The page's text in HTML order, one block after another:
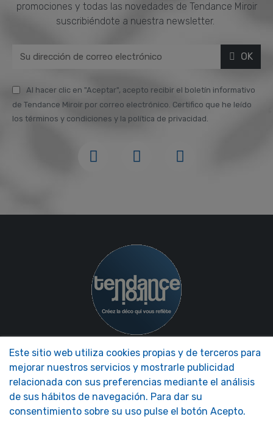
promociones y todas las novedades de Tendance Miroir
suscribiéndote a nuestra newsletter.
OK
Al hacer clic en "Aceptar", acepto recibir el boletín informativo
de Tendance Miroir por correo electrónico. Certifico que he leído
los términos y condiciones y la política de privacidad.
NOS MIROIRS
Accesorios Espejos
Espejos de autocaravanas
Espejos de seguridad
Espejos decorativos
NUESTRA EMPRESA
Tendencia Espejo Presentación
FAQ - Foire aux Questions
Este sitio web utiliza cookies propias y de terceros para
mejorar nuestros servicios y mostrarle publicidad
relacionada con sus preferencias mediante el análisis
de sus hábitos de navegación. Para dar su
consentimiento sobre su uso pulse el botón Acepto.